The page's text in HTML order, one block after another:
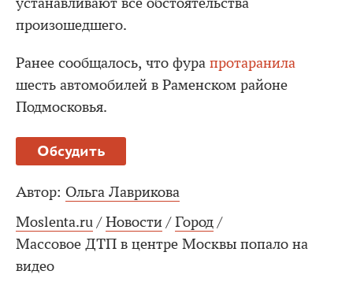
произошедшего.
Ранее сообщалось, что фура протаранила
шесть автомобилей в Раменском районе
Подмосковья.
Обсудить
Автор: Ольга Лаврикова
Moslenta.ru / Новости / Город /
Массовое ДТП в центре Москвы попало на
видео